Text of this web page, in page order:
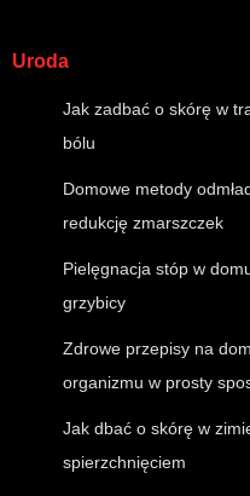
Uroda
Jak zadbać o skórę w
bólu
Domowe metody
redukcję zmarszczek
Pielęgnacja stóp w
grzybicy
Zdrowe przepisy na
organizmu w prosty
Jak dbać o skórę w
spierzchnięciem